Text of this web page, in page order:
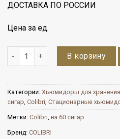
ДОСТАВКА ПО РОССИИ
Цена за ед.
Количество В корзину
Категории: Хьюмидоры для хранения
сигар Colibri Стационарные
Метки: Colibri на 60 сигар
Бренд: COLIBRI